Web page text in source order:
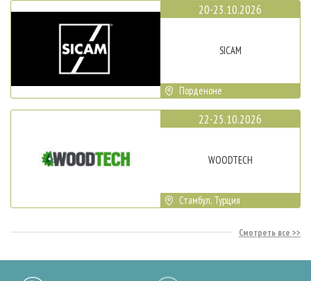
20-23.10.2026
SICAM
Порденоне
22-25.10.2026
WOODTECH
Стамбул, Турция
Смотреть все